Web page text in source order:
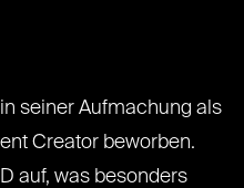
seiner Aufmachung als
Creator beworben.
auf, was besonders